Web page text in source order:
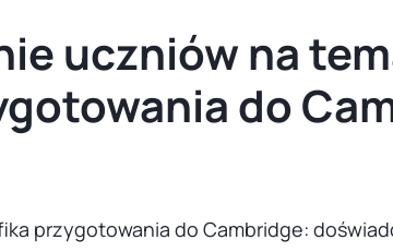
uczniów na
do
przygotowania do Cambridge: